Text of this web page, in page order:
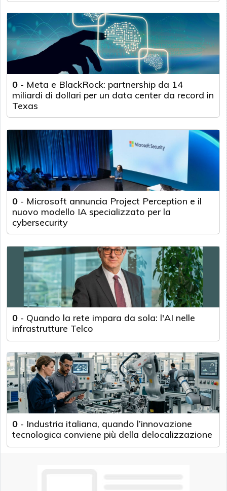
0 - Meta e BlackRock: partnership da 14
miliardi di dollari per un data center da record in
Texas
0 - Microsoft annuncia Project Perception e il
nuovo modello IA specializzato per la
cybersecurity
0 - Quando la rete impara da sola: l'AI nelle
infrastrutture Telco
0 - Industria italiana, quando l’innovazione
tecnologica conviene più della delocalizzazione